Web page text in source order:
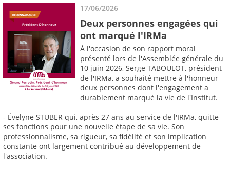
17/06/2026
Deux personnes engagées qui
ont marqué l'IRMa
À l'occasion de son rapport moral
présenté lors de l'Assemblée générale du
10 juin 2026, Serge TABOULOT, président
de l'IRMa, a souhaité mettre à l'honneur
deux personnes dont l'engagement a
durablement marqué la vie de l'Institut.
- Évelyne STUBER qui, après 27 ans au service de l'IRMa, quitte
ses fonctions pour une nouvelle étape de sa vie. Son
professionnalisme, sa rigueur, sa fidélité et son implication
constante ont largement contribué au développement de
l'association.